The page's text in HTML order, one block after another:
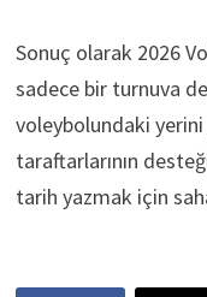
Sonuç olarak 2026
sadece bir turnuva
voleybolundaki yerini
taraftarlarının
tarih yazmak için